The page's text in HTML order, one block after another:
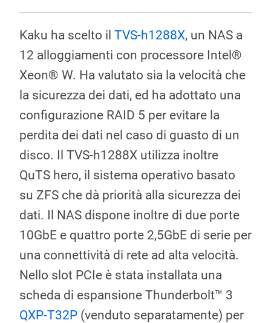
Kaku ha scelto il TVS-h1288X, un NAS a
12 alloggiamenti con processore Intel®
Xeon® W. Ha valutato sia la velocità che
la sicurezza dei dati, ed ha adottato una
configurazione RAID 5 per evitare la
perdita dei dati nel caso di guasto di un
disco. Il TVS-h1288X utilizza inoltre
QuTS hero, il sistema operativo basato
su ZFS che dà priorità alla sicurezza dei
dati. Il NAS dispone inoltre di due porte
10GbE e quattro porte 2,5GbE di serie per
una connettività di rete ad alta velocità.
Nello slot PCIe è stata installata una
scheda di espansione Thunderbolt™ 3
QXP-T32P (venduto separatamente) per